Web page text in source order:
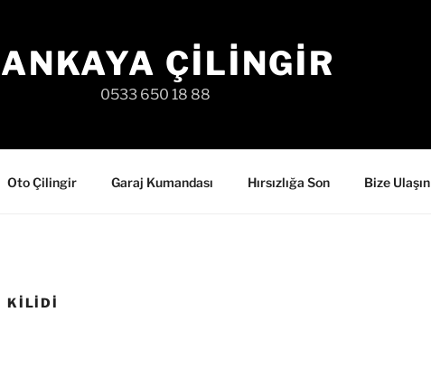
ÇILINGIR
0533 650 18 88
Oto Çilingir Garaj Kumandası Hırsızlığa Son Bize Ulaşın
KILIDI